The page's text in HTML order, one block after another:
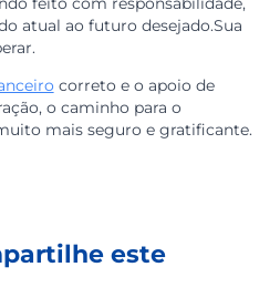
como
a
que o conhecimento é a
Quando alguém decide
em si mesmo e no